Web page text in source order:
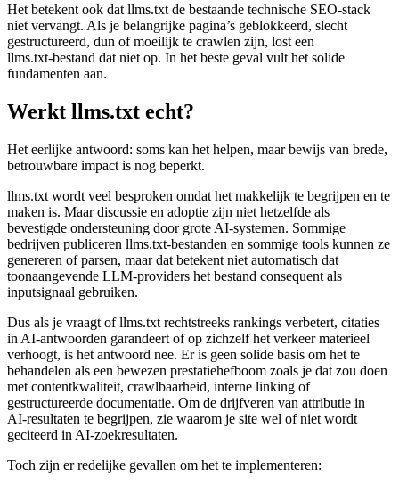
Het betekent ook dat llms.txt de bestaande technische SEO‑stack
niet vervangt. Als je belangrijke pagina’s geblokkeerd, slecht
gestructureerd, dun of moeilijk te crawlen zijn, lost een
llms.txt‑bestand dat niet op. In het beste geval vult het solide
fundamenten aan.
Werkt llms.txt echt?
Het eerlijke antwoord: soms kan het helpen, maar bewijs van brede,
betrouwbare impact is nog beperkt.
llms.txt wordt veel besproken omdat het makkelijk te begrijpen en te
maken is. Maar discussie en adoptie zijn niet hetzelfde als
bevestigde ondersteuning door grote AI‑systemen. Sommige
bedrijven publiceren llms.txt‑bestanden en sommige tools kunnen ze
genereren of parsen, maar dat betekent niet automatisch dat
toonaangevende LLM‑providers het bestand consequent als
inputsignaal gebruiken.
Dus als je vraagt of llms.txt rechtstreeks rankings verbetert, citaties
in AI‑antwoorden garandeert of op zichzelf het verkeer materieel
verhoogt, is het antwoord nee. Er is geen solide basis om het te
behandelen als een bewezen prestatiehefboom zoals je dat zou doen
met contentkwaliteit, crawlbaarheid, interne linking of
gestructureerde documentatie. Om de drijfveren van attributie in
AI‑resultaten te begrijpen, zie waarom je site wel of niet wordt
geciteerd in AI‑zoekresultaten.
Toch zijn er redelijke gevallen om het te implementeren: